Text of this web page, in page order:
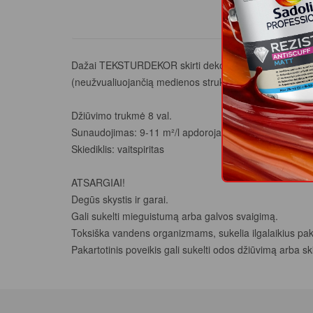
Dažai TEKSTURDEKOR skirti dekoratyvinei medinių
(neužvualiuojančią medienos struktūrą) ir vandenį
Džiūvimo trukmė 8 val.
Sunaudojimas: 9-11 m²/l apdorojant obliuotus
Skiediklis: vaitspiritas
ATSARGIAI!
Degūs skystis ir garai.
Gali sukelti mieguistumą arba galvos svaigimą.
Toksiška vandens organizmams, sukelia ilgalaikius
Pakartotinis poveikis gali sukelti odos džiūvimą arba